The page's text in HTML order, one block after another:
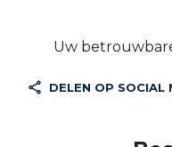
Uw
DELEN OP SOCIAL